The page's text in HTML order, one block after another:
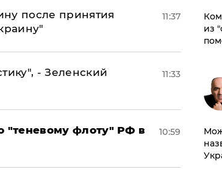
после принятия
11:37
- Зеленский
11:33
"теневому флоту" РФ в
10:59
из